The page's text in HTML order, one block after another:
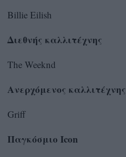
Billie Eilish
Διεθνής καλλιτέχνης
The Weeknd
Ανερχόμενος καλλιτέχνης
Griff
Παγκόσμιο Icon